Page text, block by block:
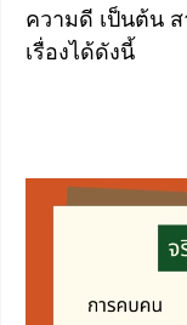
ความดี เป็นต้น
เรื่องได้ดังนี้